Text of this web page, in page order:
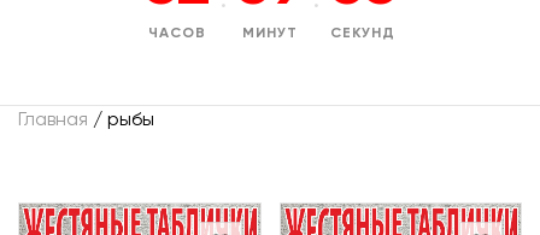
ЧАСОВ МИНУТ СЕКУНД
Главная / рыбы